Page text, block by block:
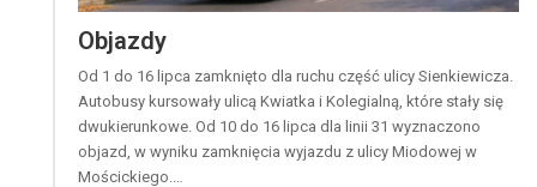
Objazdy
Od 1 do 16 lipca zamknięto dla ruchu część ulicy Sienkiewicza.
Autobusy kursowały ulicą Kwiatka i Kolegialną, które stały się
dwukierunkowe. Od 10 do 16 lipca dla linii 31 wyznaczono
objazd, w wyniku zamknięcia wyjazdu z ulicy Miodowej w
Mościckiego.…